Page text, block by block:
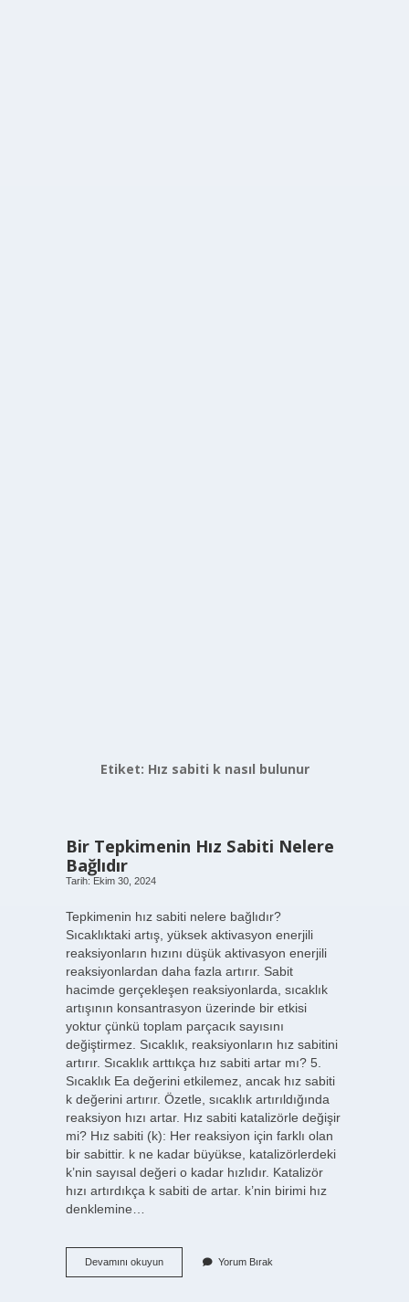
Etiket: Hız sabiti k nasıl bulunur
Bir Tepkimenin Hız Sabiti Nelere
Bağlıdır
Tarih: Ekim 30, 2024
Tepkimenin hız sabiti nelere bağlıdır?
Sıcaklıktaki artış, yüksek aktivasyon enerjili
reaksiyonların hızını düşük aktivasyon enerjili
reaksiyonlardan daha fazla artırır. Sabit
hacimde gerçekleşen reaksiyonlarda, sıcaklık
artışının konsantrasyon üzerinde bir etkisi
yoktur çünkü toplam parçacık sayısını
değiştirmez. Sıcaklık, reaksiyonların hız sabitini
artırır. Sıcaklık arttıkça hız sabiti artar mı? 5.
Sıcaklık Ea değerini etkilemez, ancak hız sabiti
k değerini artırır. Özetle, sıcaklık artırıldığında
reaksiyon hızı artar. Hız sabiti katalizörle değişir
mi? Hız sabiti (k): Her reaksiyon için farklı olan
bir sabittir. k ne kadar büyükse, katalizörlerdeki
k’nin sayısal değeri o kadar hızlıdır. Katalizör
hızı artırdıkça k sabiti de artar. k’nin birimi hız
denklemine…
Devamını okuyunBir
Tepkimenin
Yorum Bırak